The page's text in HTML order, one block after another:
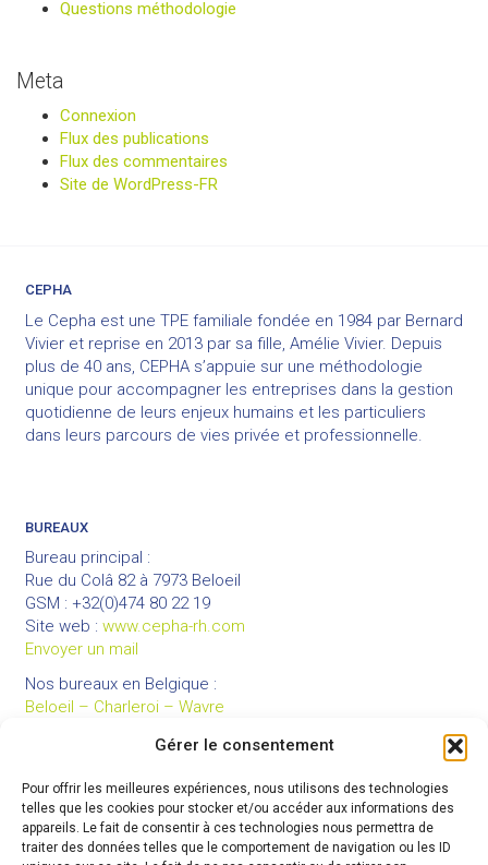
Gérer le consentement
Pour offrir les meilleures expériences, nous utilisons des technologies
telles que les cookies pour stocker et/ou accéder aux informations des
appareils. Le fait de consentir à ces technologies nous permettra de
traiter des données telles que le comportement de navigation ou les ID
Questions méthodologie
Meta
Connexion
Flux des publications
Flux des commentaires
Site de WordPress-FR
CEPHA
Le Cepha est une TPE familiale fondée en 1984 par Bernard
Vivier et reprise en 2013 par sa fille, Amélie Vivier. Depuis
plus de 40 ans, CEPHA s’appuie sur une méthodologie
unique pour accompagner les entreprises dans la gestion
quotidienne de leurs enjeux humains et les particuliers
dans leurs parcours de vies privée et professionnelle.
BUREAUX
Bureau principal :
Rue du Colâ 82 à 7973 Beloeil
GSM : +32(0)474 80 22 19
Site web : www.cepha-rh.com
Envoyer un mail
Nos bureaux en Belgique :
Beloeil – Charleroi – Wavre
LIENS UTILES
Mentions légales
Conditions générales de vente